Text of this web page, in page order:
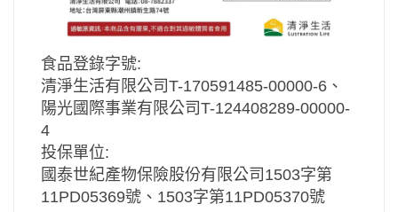
食品登錄字號:
清淨生活有限公司T-170591485-00000-6、
陽光國際事業有限公司T-124408289-00000-
4
投保單位:
國泰世紀產物保險股份有限公司1503字第
11PD05369號、1503字第11PD05370號